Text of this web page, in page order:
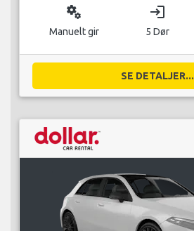
miscellaneous_services
Manuelt gir
login
5 Dør
SE DETALJER...